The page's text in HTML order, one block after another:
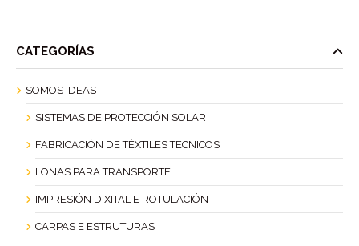
CATEGORÍAS
SOMOS IDEAS
SISTEMAS DE PROTECCIÓN SOLAR
FABRICACIÓN DE TÉXTILES TÉCNICOS
LONAS PARA TRANSPORTE
IMPRESIÓN DIXITAL E ROTULACIÓN
CARPAS E ESTRUTURAS